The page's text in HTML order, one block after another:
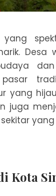
yang
juga
Kota